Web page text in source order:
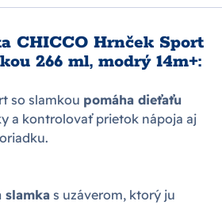
CHICCO Hrnček Sport
266 ml, modrý 14m+:
so slamkou pomáha dieťaťu
a kontrolovať prietok nápoja aj
slamka s uzáverom, ktorý ju